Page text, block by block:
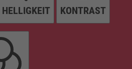
HELLIGKEIT KONTRAST